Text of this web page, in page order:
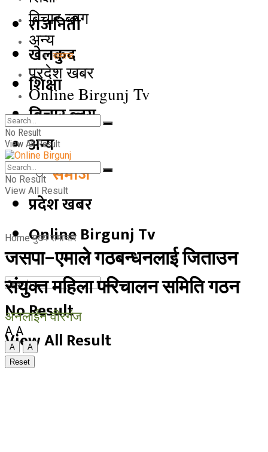
राजनिती
खेलकुद
शिक्षा
बिचार ब्लग
अन्य
समाज
प्रदेश खबर
Online Birgunj Tv
No Result
View All Result
बिचार ब्लग
अन्य
समाज
प्रदेश खबर
Online Birgunj Tv
No Result
View All Result
No Result
View All Result
Home मुख्य समाचार
जसपा–एमाले गठबन्धनलाई जिताउन
संयुक्त महिला परिचालन समिति गठन
अनलाईन वीरगंज
A A
A
A
Reset